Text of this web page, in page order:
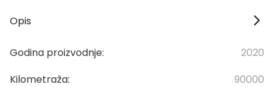
Opis
Godina proizvodnje:
2020
Kilometraža:
90000